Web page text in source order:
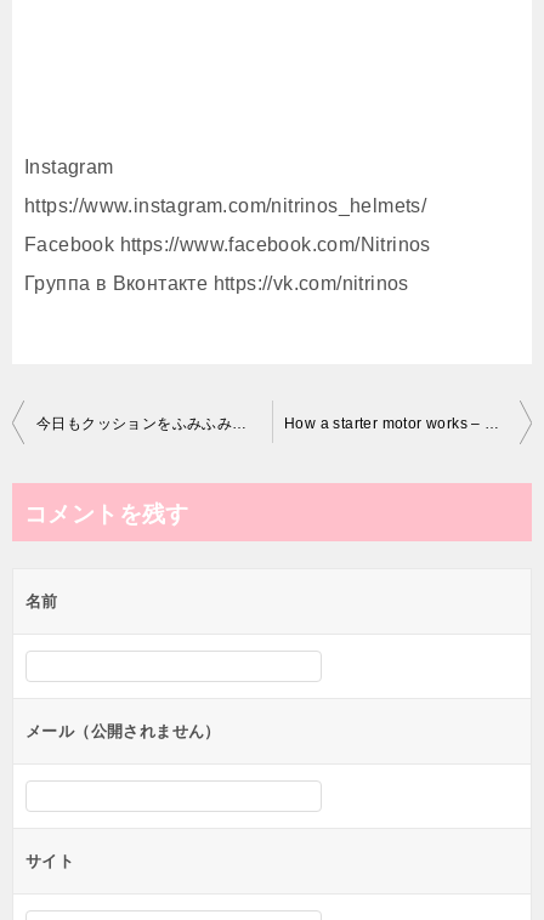
Instagram
https://www.instagram.com/nitrinos_helmets/
Facebook https://www.facebook.com/Nitrinos
Группа в Вконтакте https://vk.com/nitrinos
投
ビ
ー
シ
ン
今日もクッションをふみふみするボス猫 Pretty boss cat steps on a cushion part2 How a starter motor works – Fixing a lazy starter
コメントを残す
名前
メール（公開されません）
サイト